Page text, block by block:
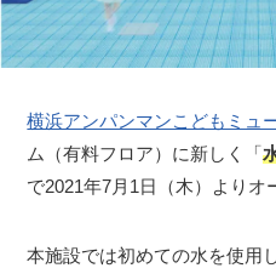
横浜アンパンマンこどもミュ
ム（有料フロア）に新しく「
で2021年7月1日（木）よりオ
本施設では初めての水を使用